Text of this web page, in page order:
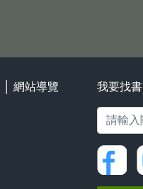
網站導覽 我要找書